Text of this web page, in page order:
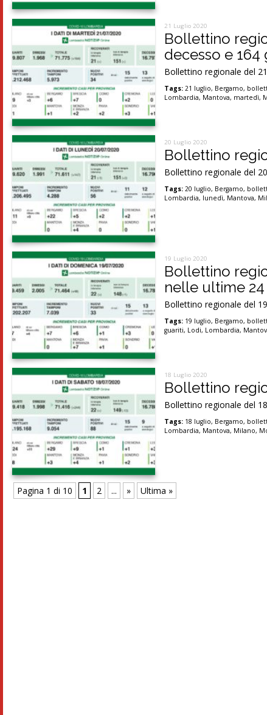
21 Luglio 2020
Bollettino
decesso e 164
Bollettino regionale del
Tags: 21 luglio, Bergamo,
Lombardia, Mantova, martedì,
20 Luglio 2020
Bollettino
Bollettino regionale del
Tags: 20 luglio, Bergamo,
Lombardia, lunedì, Mantova,
19 Luglio 2020
Bollettino
nelle ultime
Bollettino regionale del
Tags: 19 luglio, Bergamo,
guariti, Lodi, Lombardia,
18 Luglio 2020
Bollettino
Bollettino regionale del
Tags: 18 luglio, Bergamo,
Lombardia, Mantova, Milano,
Pagina 1 di 10 1 2 ... » Ultima »